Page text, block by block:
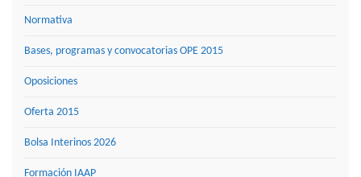
Normativa
Bases, programas y convocatorias OPE 2015
Oposiciones
Oferta 2015
Bolsa Interinos 2026
Formación IAAP